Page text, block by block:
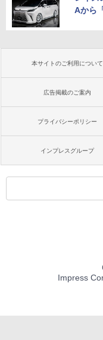
Aから
本サイトのご利用について
広告掲載のご案内
プライバシーポリシー
インプレスグループ
Impress